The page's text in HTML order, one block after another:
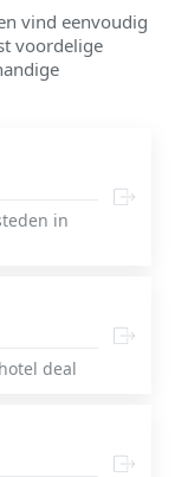
vind eenvoudig
voordelige
in
deal